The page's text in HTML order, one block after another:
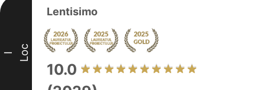
I Loc
Lentisimo
10.0